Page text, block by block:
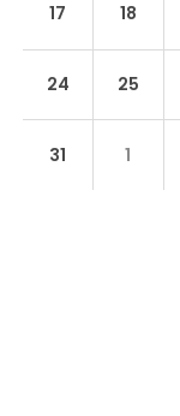
17 18
24 25
31 1